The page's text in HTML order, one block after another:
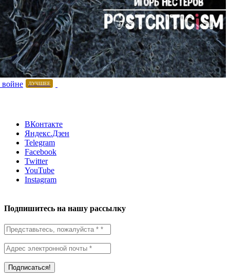
ЛУЧШЕЕ
ВКонтакте
Яндекс.Дзен
Telegram
Facebook
Twitter
YouTube
Instagram
Подпишитесь на нашу рассылку